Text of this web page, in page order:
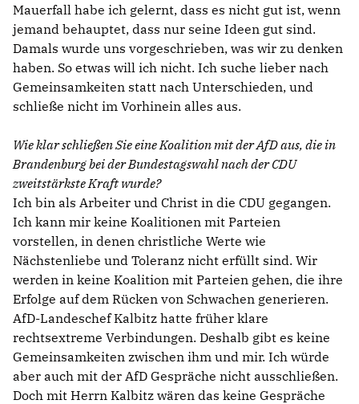
Mauerfall habe ich gelernt, dass es nicht gut ist, wenn
jemand behauptet, dass nur seine Ideen gut sind.
Damals wurde uns vorgeschrieben, was wir zu denken
haben. So etwas will ich nicht. Ich suche lieber nach
Gemeinsamkeiten statt nach Unterschieden, und
schließe nicht im Vorhinein alles aus.
Wie klar schließen Sie eine Koalition mit der AfD aus, die in
Brandenburg bei der Bundestagswahl nach der CDU
zweitstärkste Kraft wurde?
Ich bin als Arbeiter und Christ in die CDU gegangen.
Ich kann mir keine Koalitionen mit Parteien
vorstellen, in denen christliche Werte wie
Nächstenliebe und Toleranz nicht erfüllt sind. Wir
werden in keine Koalition mit Parteien gehen, die ihre
Erfolge auf dem Rücken von Schwachen generieren.
AfD-Landeschef Kalbitz hatte früher klare
rechtsextreme Verbindungen. Deshalb gibt es keine
Gemeinsamkeiten zwischen ihm und mir. Ich würde
aber auch mit der AfD Gespräche nicht ausschließen.
Doch mit Herrn Kalbitz wären das keine Gespräche